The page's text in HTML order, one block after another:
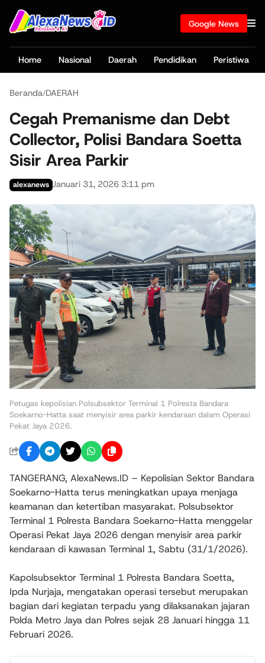
Google News
Home Nasional Daerah Pendidikan Peristiwa
Beranda/DAERAH
Cegah Premanisme dan Debt
Collector, Polisi Bandara Soetta
Sisir Area Parkir
alexanews Januari 31, 2026 3:11 pm
Petugas kepolisian Polsubsektor Terminal 1 Polresta Bandara
Soekarno-Hatta saat menyisir area parkir kendaraan dalam Operasi
Pekat Jaya 2026.
TANGERANG, AlexaNews.ID – Kepolisian Sektor Bandara
Soekarno-Hatta terus meningkatkan upaya menjaga
keamanan dan ketertiban masyarakat. Polsubsektor
Terminal 1 Polresta Bandara Soekarno-Hatta menggelar
Operasi Pekat Jaya 2026 dengan menyisir area parkir
kendaraan di kawasan Terminal 1, Sabtu (31/1/2026).
Kapolsubsektor Terminal 1 Polresta Bandara Soetta,
Ipda Nurjaja, mengatakan operasi tersebut merupakan
bagian dari kegiatan terpadu yang dilaksanakan jajaran
Polda Metro Jaya dan Polres sejak 28 Januari hingga 11
Februari 2026.